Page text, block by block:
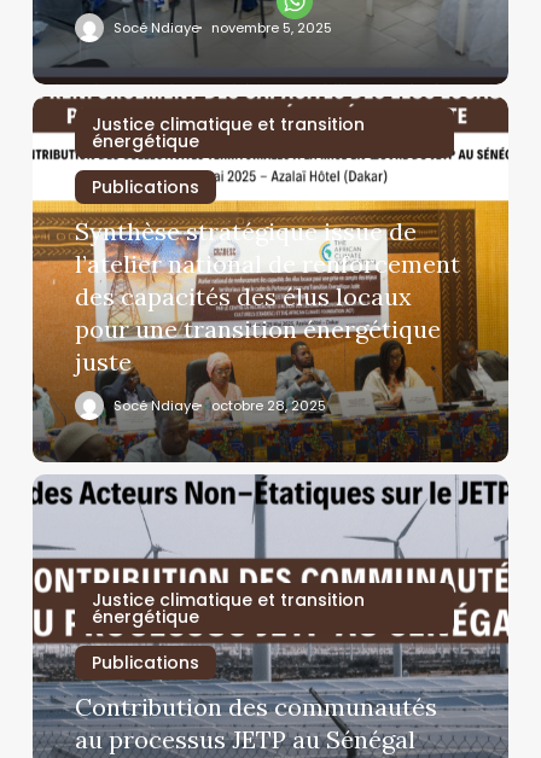
Socé Ndiaye novembre 5, 2025
Justice climatique et transition
énergétique
Publications
Synthèse stratégique issue de
l’atelier national de renforcement
des capacités des élus locaux
pour une transition énergétique
juste
Socé Ndiaye octobre 28, 2025
Justice climatique et transition
énergétique
Publications
Contribution des communautés
au processus JETP au Sénégal